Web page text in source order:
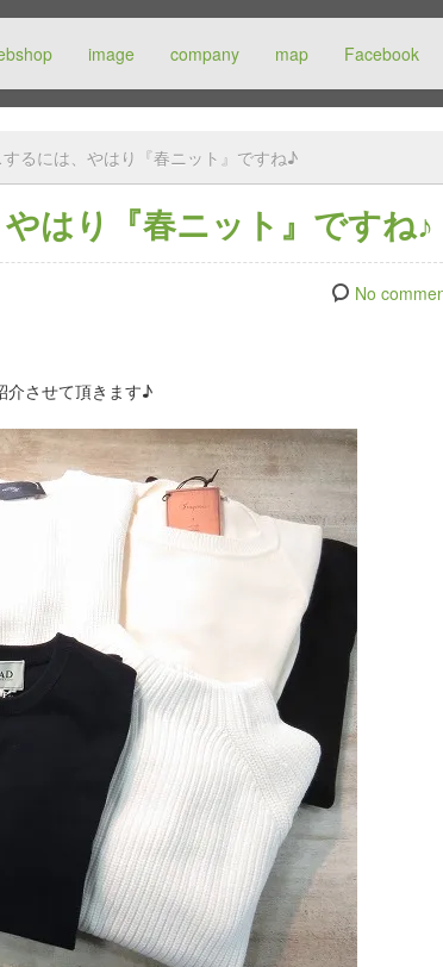
image company map Facebook
するには、やはり『春ニット』ですね♪
はり『春ニット』ですね♪
No
介させて頂きます♪